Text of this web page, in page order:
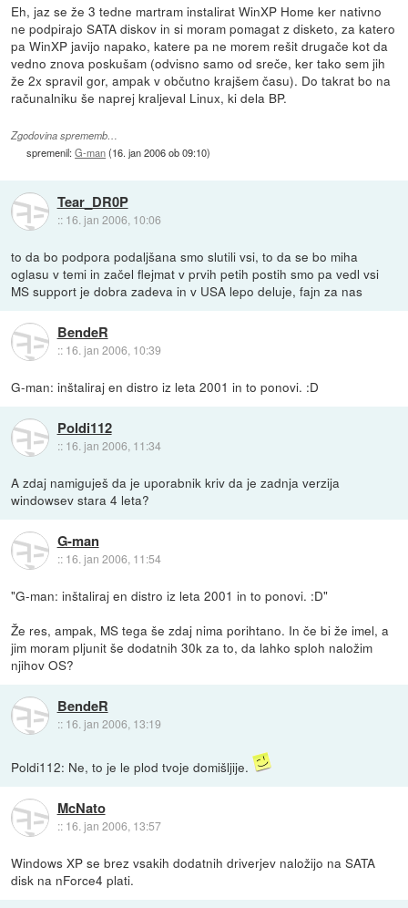
Eh, jaz se že 3 tedne martram instalirat WinXP Home ker nativno
ne podpirajo SATA diskov in si moram pomagat z disketo, za katero
pa WinXP javijo napako, katere pa ne morem rešit drugače kot da
vedno znova poskušam (odvisno samo od sreče, ker tako sem jih
že 2x spravil gor, ampak v občutno krajšem času). Do takrat bo na
računalniku še naprej kraljeval Linux, ki dela BP.
Zgodovina sprememb…
spremenil:G-man(16. jan 2006 ob 09:10)
Tear_DR0P
:: 16. jan 2006, 10:06
to da bo podpora podaljšana smo slutili vsi, to da se bo miha
oglasu v temi in začel flejmat v prvih petih postih smo pa vedl vsi
MS support je dobra zadeva in v USA lepo deluje, fajn za nas
BendeR
:: 16. jan 2006, 10:39
G-man: inštaliraj en distro iz leta 2001 in to ponovi. :D
Poldi112
:: 16. jan 2006, 11:34
A zdaj namiguješ da je uporabnik kriv da je zadnja verzija
windowsev stara 4 leta?
G-man
:: 16. jan 2006, 11:54
"G-man: inštaliraj en distro iz leta 2001 in to ponovi. :D"
Že res, ampak, MS tega še zdaj nima porihtano. In če bi že imel, a
jim moram pljunit še dodatnih 30k za to, da lahko sploh naložim
njihov OS?
BendeR
:: 16. jan 2006, 13:19
Poldi112: Ne, to je le plod tvoje domišljije.
McNato
:: 16. jan 2006, 13:57
Windows XP se brez vsakih dodatnih driverjev naložijo na SATA
disk na nForce4 plati.